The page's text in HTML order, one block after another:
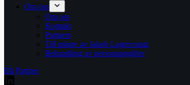
Om oss
Om oss
Kontakt
Partners
Till minne av Jakob Lagercrantz
Behandling av personuppgifter
Bli Partner